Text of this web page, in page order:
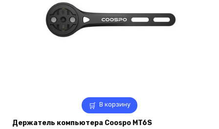
В корзину
Держатель компьютера Coospo MT6S